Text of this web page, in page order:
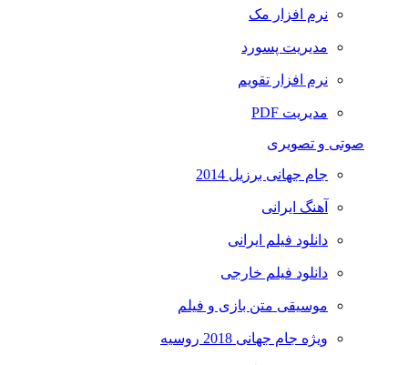
نرم افزار مک
مدیریت پسورد
نرم افزار تقویم
مدیریت PDF
صوتی و تصویری
جام جهانی برزیل 2014
آهنگ ایرانی
دانلود فیلم ایرانی
دانلود فیلم خارجی
موسیقی متن بازی و فیلم
ویژه جام جهانی 2018 روسیه